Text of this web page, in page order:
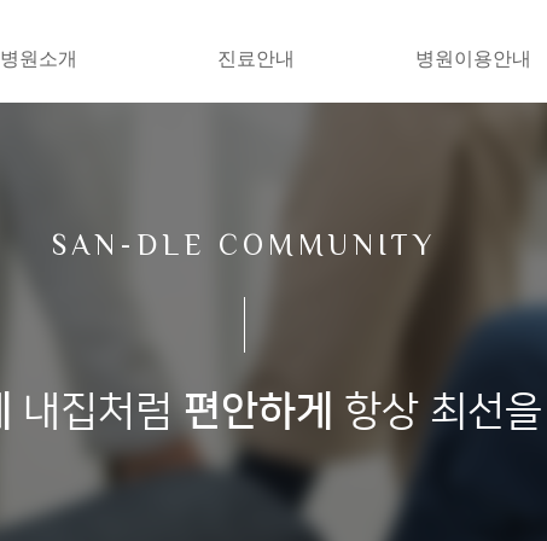
병원소개 진료안내 병원이용안내
SAN-DLE COMMUNITY
내집처럼 편안하게 항상 최선